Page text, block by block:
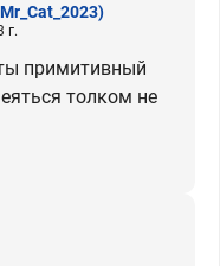
г.
примитивный
толком не